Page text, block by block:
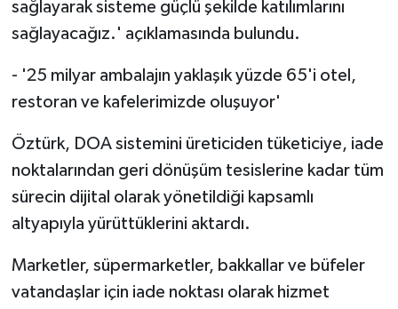
sağlayarak sisteme güçlü şekilde katılımlarını
sağlayacağız.' açıklamasında bulundu.
- '25 milyar ambalajın yaklaşık yüzde 65'i otel,
restoran ve kafelerimizde oluşuyor'
Öztürk, DOA sistemini üreticiden tüketiciye, iade
noktalarından geri dönüşüm tesislerine kadar tüm
sürecin dijital olarak yönetildiği kapsamlı
altyapıyla yürüttüklerini aktardı.
Marketler, süpermarketler, bakkallar ve büfeler
vatandaşlar için iade noktası olarak hizmet